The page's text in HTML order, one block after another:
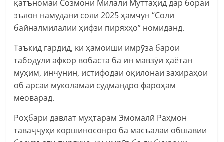
қатъномаи Созмони Милали Муттаҳид дар бораи
эълон намудани соли 2025 ҳамчун “Соли
байналмилалии ҳифзи пиряхҳо” номиданд.
Таъкид гардид, ки ҳамоиши имрӯза барои
табодули афкор вобаста ба ин мавзӯи ҳаётан
муҳим, инчунин, истифодаи оқилонаи захираҳои
об арсаи муколамаи судмандро фароҳам
меоварад.
Роҳбари давлат муҳтарам Эмомалӣ Раҳмон
таваҷҷуҳи коршиносонро ба масъалаи обшавии